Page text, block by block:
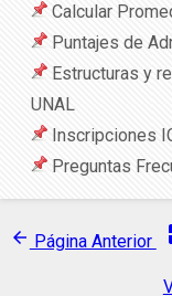
Calcular
Puntajes de
Estructuras y
UNAL
Inscripciones
Preguntas
arrow_back Página Anterior